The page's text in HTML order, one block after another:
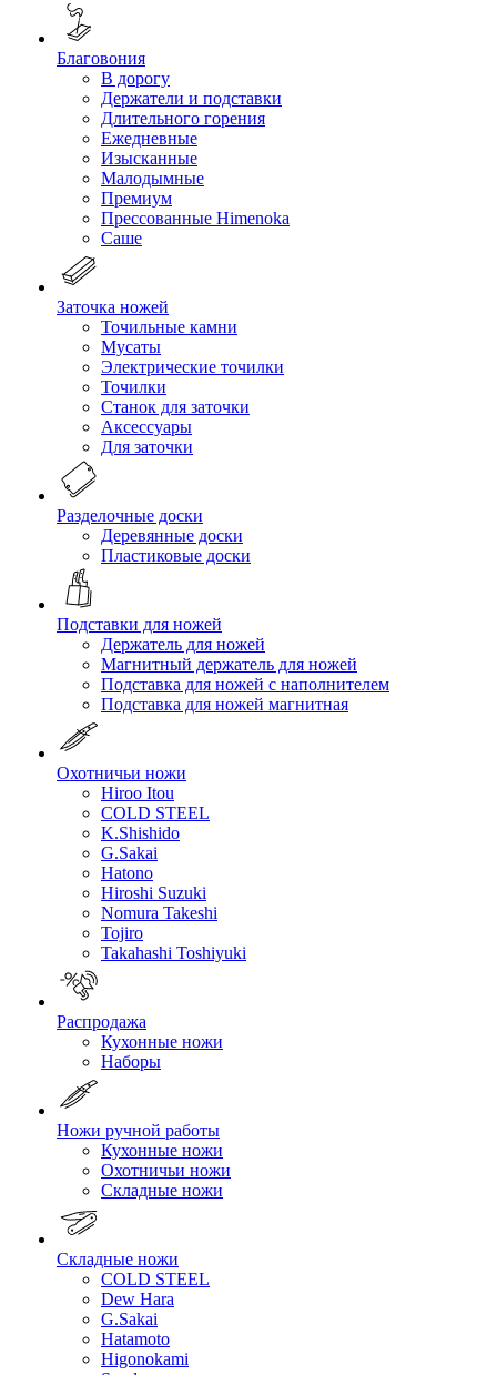
Благовония
В дорогу
Держатели и подставки
Длительного горения
Ежедневные
Изысканные
Малодымные
Премиум
Прессованные Himenoka
Саше
Заточка ножей
Точильные камни
Мусаты
Электрические точилки
Точилки
Станок для заточки
Аксессуары
Для заточки
Разделочные доски
Деревянные доски
Пластиковые доски
Подставки для ножей
Держатель для ножей
Магнитный держатель для ножей
Подставка для ножей с наполнителем
Подставка для ножей магнитная
Охотничьи ножи
Hiroo Itou
COLD STEEL
K.Shishido
G.Sakai
Hatono
Hiroshi Suzuki
Nomura Takeshi
Tojiro
Takahashi Toshiyuki
Распродажа
Кухонные ножи
Наборы
Ножи ручной работы
Кухонные ножи
Охотничьи ножи
Складные ножи
Складные ножи
COLD STEEL
Dew Hara
G.Sakai
Hatamoto
Higonokami